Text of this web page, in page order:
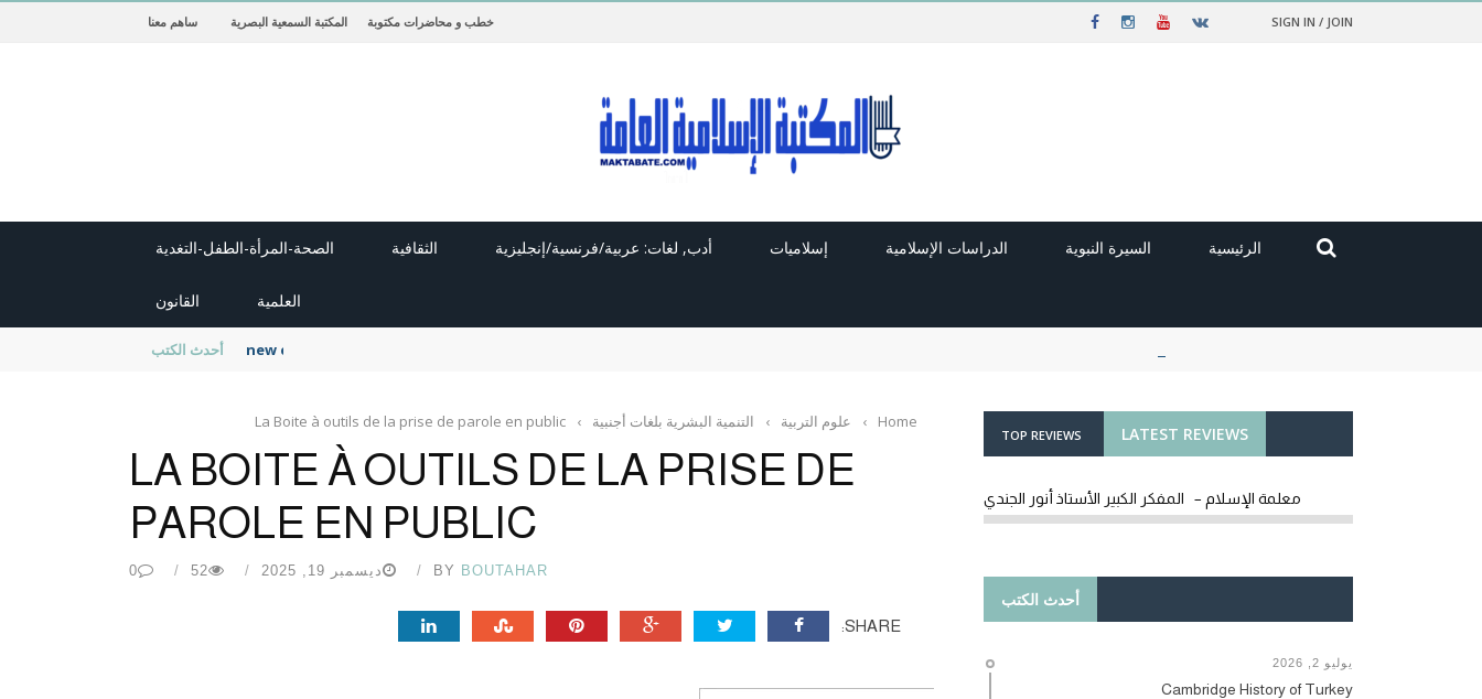
SIGN IN / JOIN خطب و محاضرات مكتوبة المكتبة السمعية البصرية ساهم معنا
الرئيسية السيرة النبوية الدراسات الإسلامية إسلاميات أدب, لغات: عربية/فرنسية/إنجليزية الثقافية الصحة-المرأة-الطفل-التغدية
العلمية القانون
أحدث الكتب new cambridge history of islam
Home
› علوم التربية › التنمية البشرية بلغات أجنبية ›
La Boite à outils de la prise de parole en public
LA BOITE À OUTILS DE LA PRISE DE
PAROLE EN PUBLIC
BY BOUTAHAR ديسمبر 19, 2025 52
0
SHARE:
LATEST REVIEWS
TOP REVIEWS
معلمة الإسلام – المفكر الكبير الأستاذ أنور الجندي
أحدث الكتب
يوليو 2, 2026
Cambridge History of Turkey